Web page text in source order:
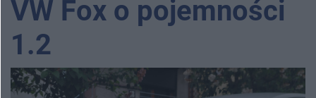
VW Fox o pojemności
1.2